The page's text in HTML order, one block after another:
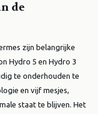
de
zijn belangrijke
Hydro 5 en Hydro 3
te onderhouden te
en vijf mesjes,
staat te blijven. Het